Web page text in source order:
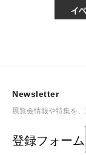
Newsletter
展覧会情報や特集を
登録フォーム